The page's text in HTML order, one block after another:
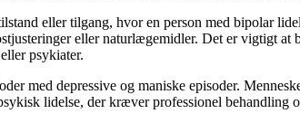
eller tilgang, hvor en person med bipolar
eller naturlægemidler. Det er vigtigt
psykiater.
med depressive og maniske episoder.
lidelse, der kræver professionel behandling